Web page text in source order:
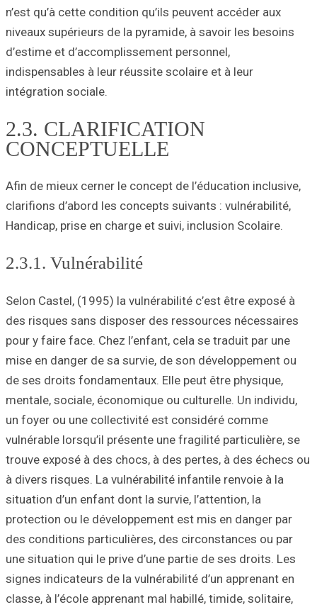
n’est qu’à cette
niveaux
d’estime et
indispensables
Afin de mieux
clarifions
Handicap, prise
Selon Castel,
des risques
pour y faire face.
mise en danger
de ses droits
mentale,
un foyer ou une
vulnérable
trouve exposé à
à divers risques.
situation d’un
protection ou le
des conditions
une situation qui
signes
classe, à l’école